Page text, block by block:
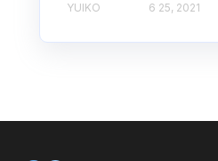
YUIKO 6 25, 2021